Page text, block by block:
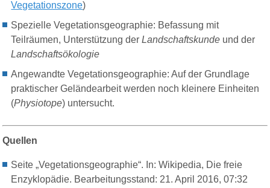
Vegetationszone)
Spezielle Vegetationsgeographie: Befassung mit
Teilräumen, Unterstützung derLandschaftskunde und der
Landschaftsökologie
Angewandte Vegetationsgeographie: Auf der Grundlage
praktischer Geländearbeit werden noch kleinere Einheiten
(Physiotope) untersucht.
Quellen
Seite „Vegetationsgeographie“. In: Wikipedia, Die freie
Enzyklopädie. Bearbeitungsstand: 21. April 2016, 07:32